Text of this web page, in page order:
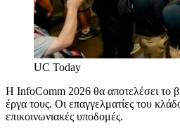
UC Today
Η InfoComm 2026 θα αποτελέσει το
έργα τους. Οι επαγγελματίες του
επικοινωνιακές υποδομές.